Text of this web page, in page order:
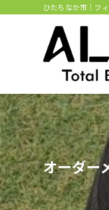
ひたちなか市｜フ
オーダー